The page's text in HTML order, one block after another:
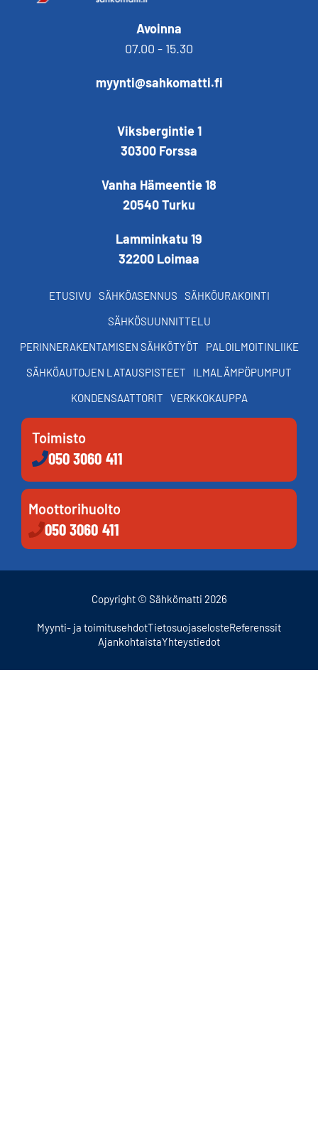
Avoinna
07.00 - 15.30
myynti@sahkomatti.fi
Viksbergintie 1
30300 Forssa
Vanha Hämeentie 18
20540 Turku
Lamminkatu 19
32200 Loimaa
ETUSIVU SÄHKÖASENNUS
SÄHKÖURAKOINTI
SÄHKÖSUUNNITTELU
PERINNERAKENTAMISEN SÄHKÖTYÖT
PALOILMOITINLIIKE
SÄHKÖAUTOJEN LATAUSPISTEET
ILMALÄMPÖPUMPUT
KONDENSAATTORIT
VERKKOKAUPPA
Toimisto
050 3060 411
Moottorihuolto
050 3060 411
Copyright © Sähkömatti 2026
Myynti- ja toimitusehdotTietosuojaselosteReferenssit
AjankohtaistaYhteystiedot